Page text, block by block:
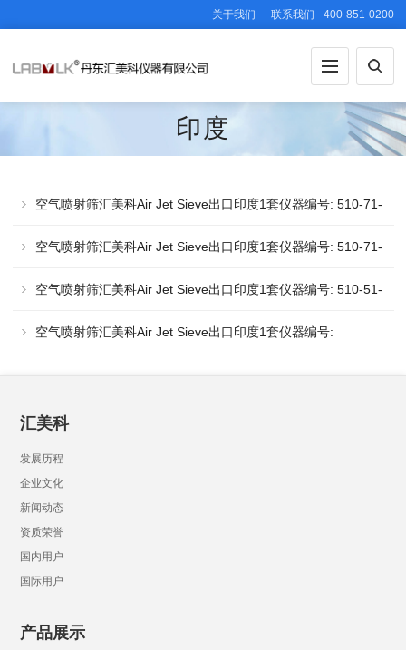
关于我们 联系我们 400-851-0200
印度
空气喷射筛汇美科Air Jet Sieve出口印度1套仪器编号: 510-71-
1903
空气喷射筛汇美科Air Jet Sieve出口印度1套仪器编号: 510-71-
190
空气喷射筛汇美科Air Jet Sieve出口印度1套仪器编号: 510-51-
1811
空气喷射筛汇美科Air Jet Sieve出口印度1套仪器编号:
INSUPE-GIMP
汇美科
发展历程
企业文化
新闻动态
资质荣誉
国内用户
国际用户
产品展示